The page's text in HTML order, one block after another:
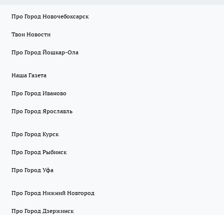
Про Город Новочебоксарск
Твои Новости
Про Город Йошкар-Ола
Наша Газета
Про Город Иваново
Про Город Ярославль
Про Город Курск
Про Город Рыбинск
Про Город Уфа
Про Город Нижний Новгород
Про Город Дзержинск